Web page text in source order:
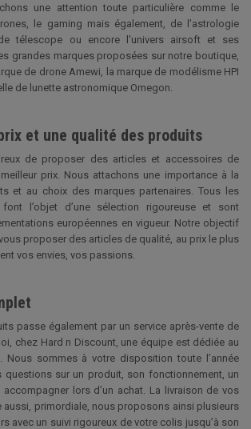
une attention toute particulière comme le
le gaming mais également, de l'astrologie
télescope ou encore l'univers airsoft et ses
grandes marques proposées sur notre boutique,
de drone Amewi, la marque de modélisme HPI
de lunette astronomique Omegon.
et une qualité des produits
de proposer des articles et accessoires de
prix. Nous attachons une importance à la
et au choix des marques partenaires. Tous les
l’objet d’une sélection rigoureuse et sont
européennes en vigueur. Notre objectif
proposer des articles de qualité, au prix le plus
vos envies, vos passions.
passe également par un service après-vente de
chez Hard n Discount, une équipe est dédiée au
Nous sommes à votre disposition toute l’année
questions sur un produit, son fonctionnement, un
lors d’un achat. La livraison de vos
aussi, primordiale, nous proposons ainsi plusieurs
avec un suivi rigoureux de votre colis jusqu’à son